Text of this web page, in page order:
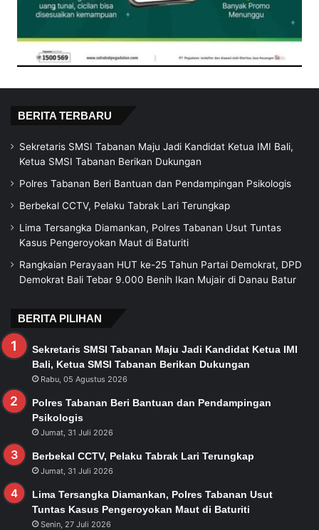
BERITA TERBARU
Sekretaris SMSI Tabanan Maju Jadi Kandidat Ketua IMI Bali,
Ketua SMSI Tabanan Berikan Dukungan
Polres Tabanan Beri Bantuan dan Pendampingan Psikologis
Berbekal CCTV, Pelaku Tabrak Lari Terungkap
Lima Tersangka Diamankan, Polres Tabanan Usut Tuntas
Kasus Pengeroyokan Maut di Baturiti
Rangkaian Perayaan HUT ke-25 Tahun Partai Demokrat, DPD
Demokrat Bali Tebar 9.000 Benih Ikan Mujair di Danau Batur
BERITA PILIHAN
Sekretaris SMSI Tabanan Maju Jadi Kandidat Ketua IMI
Bali, Ketua SMSI Tabanan Berikan Dukungan
Rabu, 05 Agustus 2026
Polres Tabanan Beri Bantuan dan Pendampingan
Psikologis
Jumat, 31 Juli 2026
Berbekal CCTV, Pelaku Tabrak Lari Terungkap
Jumat, 31 Juli 2026
Lima Tersangka Diamankan, Polres Tabanan Usut
Tuntas Kasus Pengeroyokan Maut di Baturiti
Senin, 27 Juli 2026